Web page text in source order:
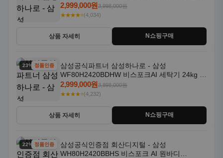
조기 20kg 세제자동투입
2,999,000원3,998,000원
★★★★⭐(4,034)
상품 자세히 N쇼핑구매
23% 할인정품인증
삼성공식파트너 삼성하나로 - 삼성
WF80H2420BDHW 비스포크AI 세탁기 24kg 건
조기 20kg 세제자동투입
2,999,000원3,898,000원
★★★★⭐(4,232)
상품 자세히 N쇼핑구매
22% 할인정품인증
삼성공식인증점 회산디지털 - 삼성
WH80H2420BBHS 비스포크 AI 원바디